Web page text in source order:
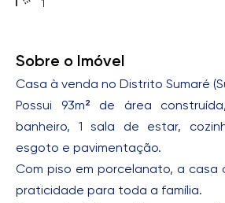
1
Sobre o Imóvel
Casa à venda no Distrito Sumaré
Possui 93m² de área
banheiro, 1 sala de estar,
esgoto e pavimentação.
Com piso em porcelanato, a
praticidade para toda a família.